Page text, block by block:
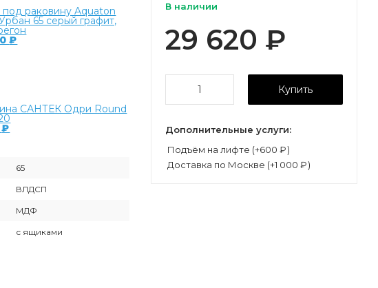
раковину Aquaton
65 серый графит,
₽
САНТЕК Одри Round
₽
65
ВЛДСП
МДФ
с ящиками
В наличии
29 620 ₽
Купить
Дополнительные услуги:
Подъём на лифте (+600 ₽)
Доставка по Москве (+1 000 ₽)